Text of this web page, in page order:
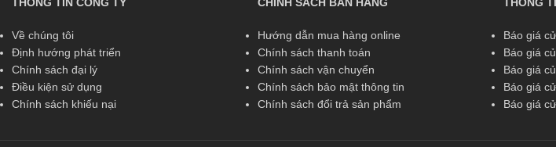
Về chúng tôi
Định hướng phát triển
Chính sách đại lý
Điều kiện sử dụng
Chính sách khiếu nại
Hướng dẫn mua hàng online
Chính sách thanh toán
Chính sách vận chuyển
Chính sách bảo mật thông tin
Chính sách đổi trả sản phẩm
Báo giá
Báo giá
Báo giá
Báo giá
Báo giá